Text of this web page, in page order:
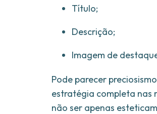
Título;
Descrição;
Imagem de
Pode parecer
estratégia completa nas
não ser apenas